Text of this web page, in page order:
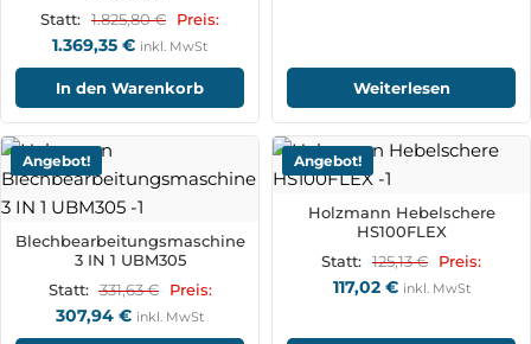
Statt: 1.825,80€ Preis:
1.369,35 € inkl. MwSt
In den Warenkorb Weiterlesen
Angebot!
Blechbearbeitungsmaschine
3 IN 1 UBM305
Statt: 331,63€ Preis:
307,94 € inkl. MwSt
Angebot!
Holzmann Hebelschere
HS100FLEX
Statt: 125,13€ Preis:
117,02 € inkl. MwSt